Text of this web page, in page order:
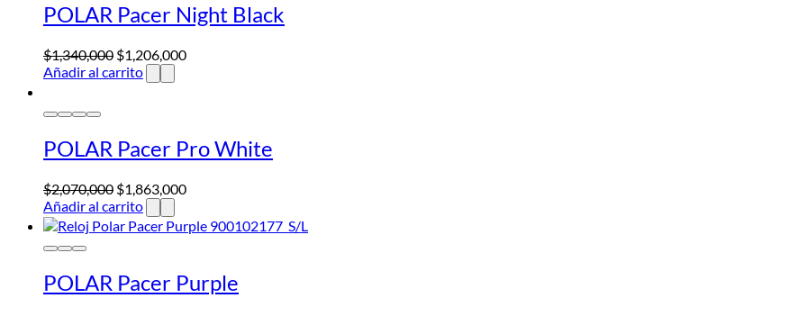
POLAR Pacer Night Black
$1,340,000 $1,206,000
Añadir al carrito
POLAR Pacer Pro White
$2,070,000 $1,863,000
Añadir al carrito
POLAR Pacer Purple